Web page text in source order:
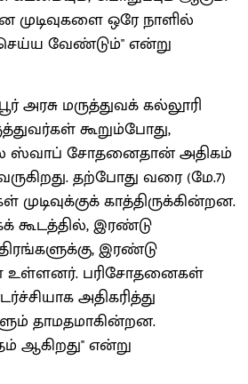
ஒரே நாளில்
வேண்டும்'' என்று
அரசு மருத்துவக் கல்லூரி
கூறும்போது,
ஸ்வாப் சோதனைதான் அதிகம்
தற்போது வரை (மே.7)
காத்திருக்கின்றன.
இரண்டு
இரண்டு
உள்ளனர். பரிசோதனைகள்
அதிகரித்து
தாமதமாகின்றன.
ஆகிறது'' என்று